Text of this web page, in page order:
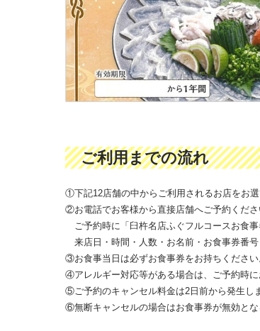
ご利用までの流れ
①下記12店舗の中からご利用されるお店をお選
②お電話でお客様から直接店舗へご予約くださ
ご予約時に「臼杵名店ふぐフルコースお食事
来店日・時間・人数・お名前・お食事券番号
③お食事当日は必ずお食事券をお持ちください
④アレルギー対応等がある場合は、ご予約時に
⑤ご予約のキャンセル料金は2日前から発生し
⑥無断キャンセルの場合はお食事券が無効とな